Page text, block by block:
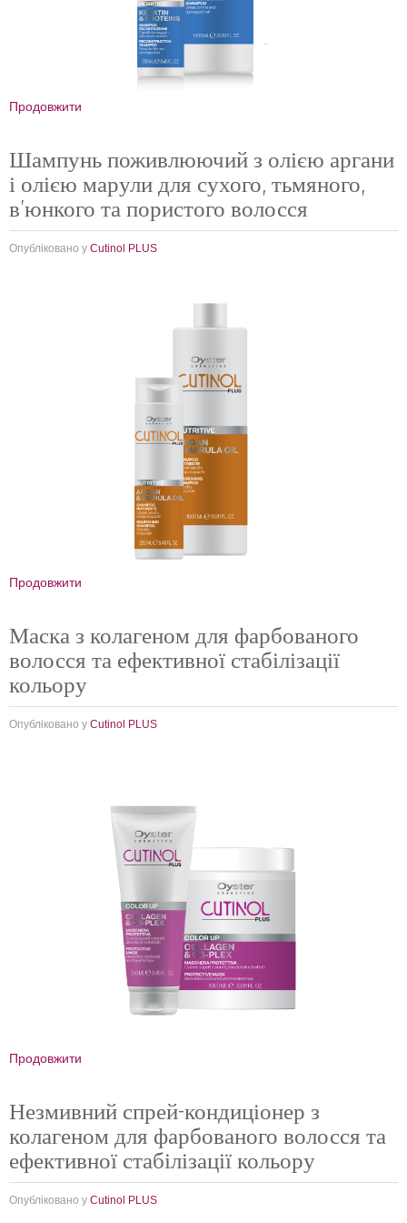
Продовжити
Шампунь поживлюючий з олією аргани
і олією марули для сухого, тьмяного,
в'юнкого та пористого волосся
Опубліковано у Cutinol PLUS
Продовжити
Маска з колагеном для фарбованого
волосся та ефективної стабілізації
кольору
Опубліковано у Cutinol PLUS
Продовжити
Незмивний спрей-кондиціонер з
колагеном для фарбованого волосся та
ефективної стабілізації кольору
Опубліковано у Cutinol PLUS